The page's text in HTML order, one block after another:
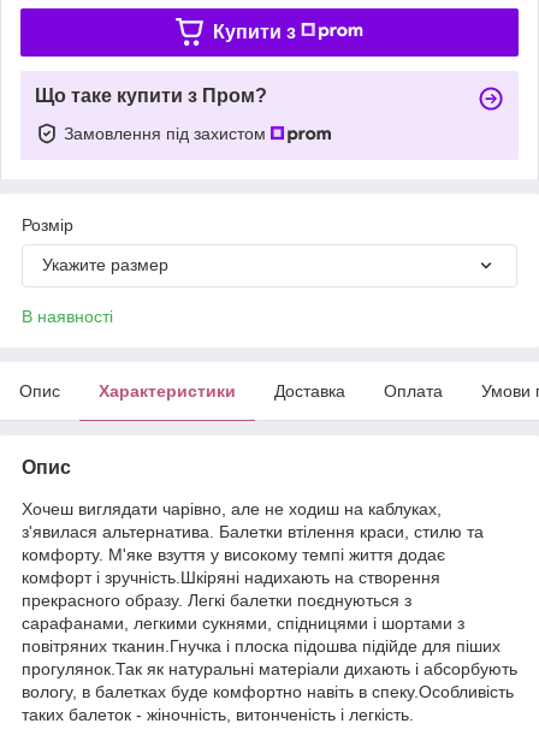
Купити з
Що таке купити з Пром?
Замовлення під захистом
Розмір
Укажите размер
В наявності
Опис Характеристики Доставка Оплата Умови
Опис
Хочеш виглядати чарівно, але не ходиш на каблуках,
з'явилася альтернатива. Балетки втілення краси, стилю та
комфорту. М'яке взуття у високому темпі життя додає
комфорт і зручність.Шкіряні надихають на створення
прекрасного образу. Легкі балетки поєднуються з
сарафанами, легкими сукнями, спідницями і шортами з
повітряних тканин.Гнучка і плоска підошва підійде для піших
прогулянок.Так як натуральні матеріали дихають і абсорбують
вологу, в балетках буде комфортно навіть в спеку.Особливість
таких балеток - жіночність, витонченість і легкість.